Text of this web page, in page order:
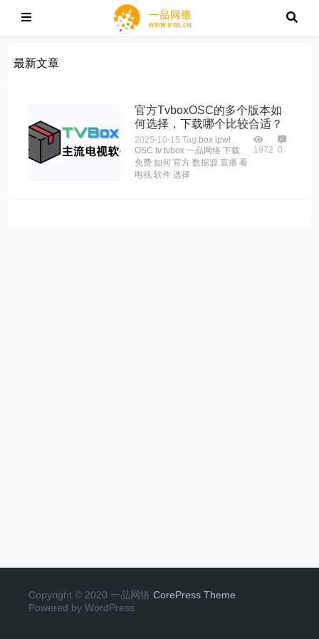
最新文章
官方TvboxOSC的多个版本如
何选择，下载哪个比较合适？
2025-10-15 Tag: box ipwl
OSC tv tvbox 一品网络 下载
免费 如何 官方 数据源 直播 看
电视 软件 选择
1972 0
Copyright © 2020 一品网络 CorePress Theme
Powered by WordPress